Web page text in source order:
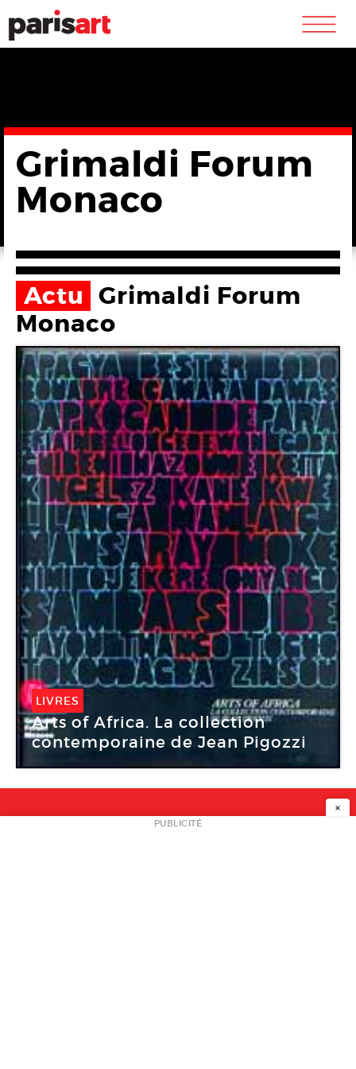
m
Grimaldi Forum
Monaco
Actu Grimaldi Forum
Monaco
LIVRES
Arts of Africa. La collection
contemporaine de Jean Pigozzi
NEWSLETTER
×
PUBLICITÉ